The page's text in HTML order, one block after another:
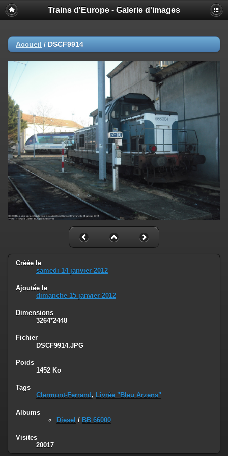
Trains d'Europe - Galerie d'images
Accueil / DSCF9914
Créée le
samedi 14 janvier 2012
Ajoutée le
dimanche 15 janvier 2012
Dimensions
3264*2448
Fichier
DSCF9914.JPG
Poids
1452 Ko
Tags
Clermont-Ferrand , Livrée "Bleu Arzens"
Albums
Diesel / BB 66000
Visites
20017